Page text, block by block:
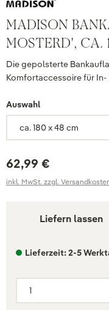
MADISON
MOSTERD', CA.
Die gepolsterte
Komfortaccessoire für
Auswahl
62,99 €
inkl. MwSt. zzgl.
Liefern lassen
Lieferzeit: 2-5